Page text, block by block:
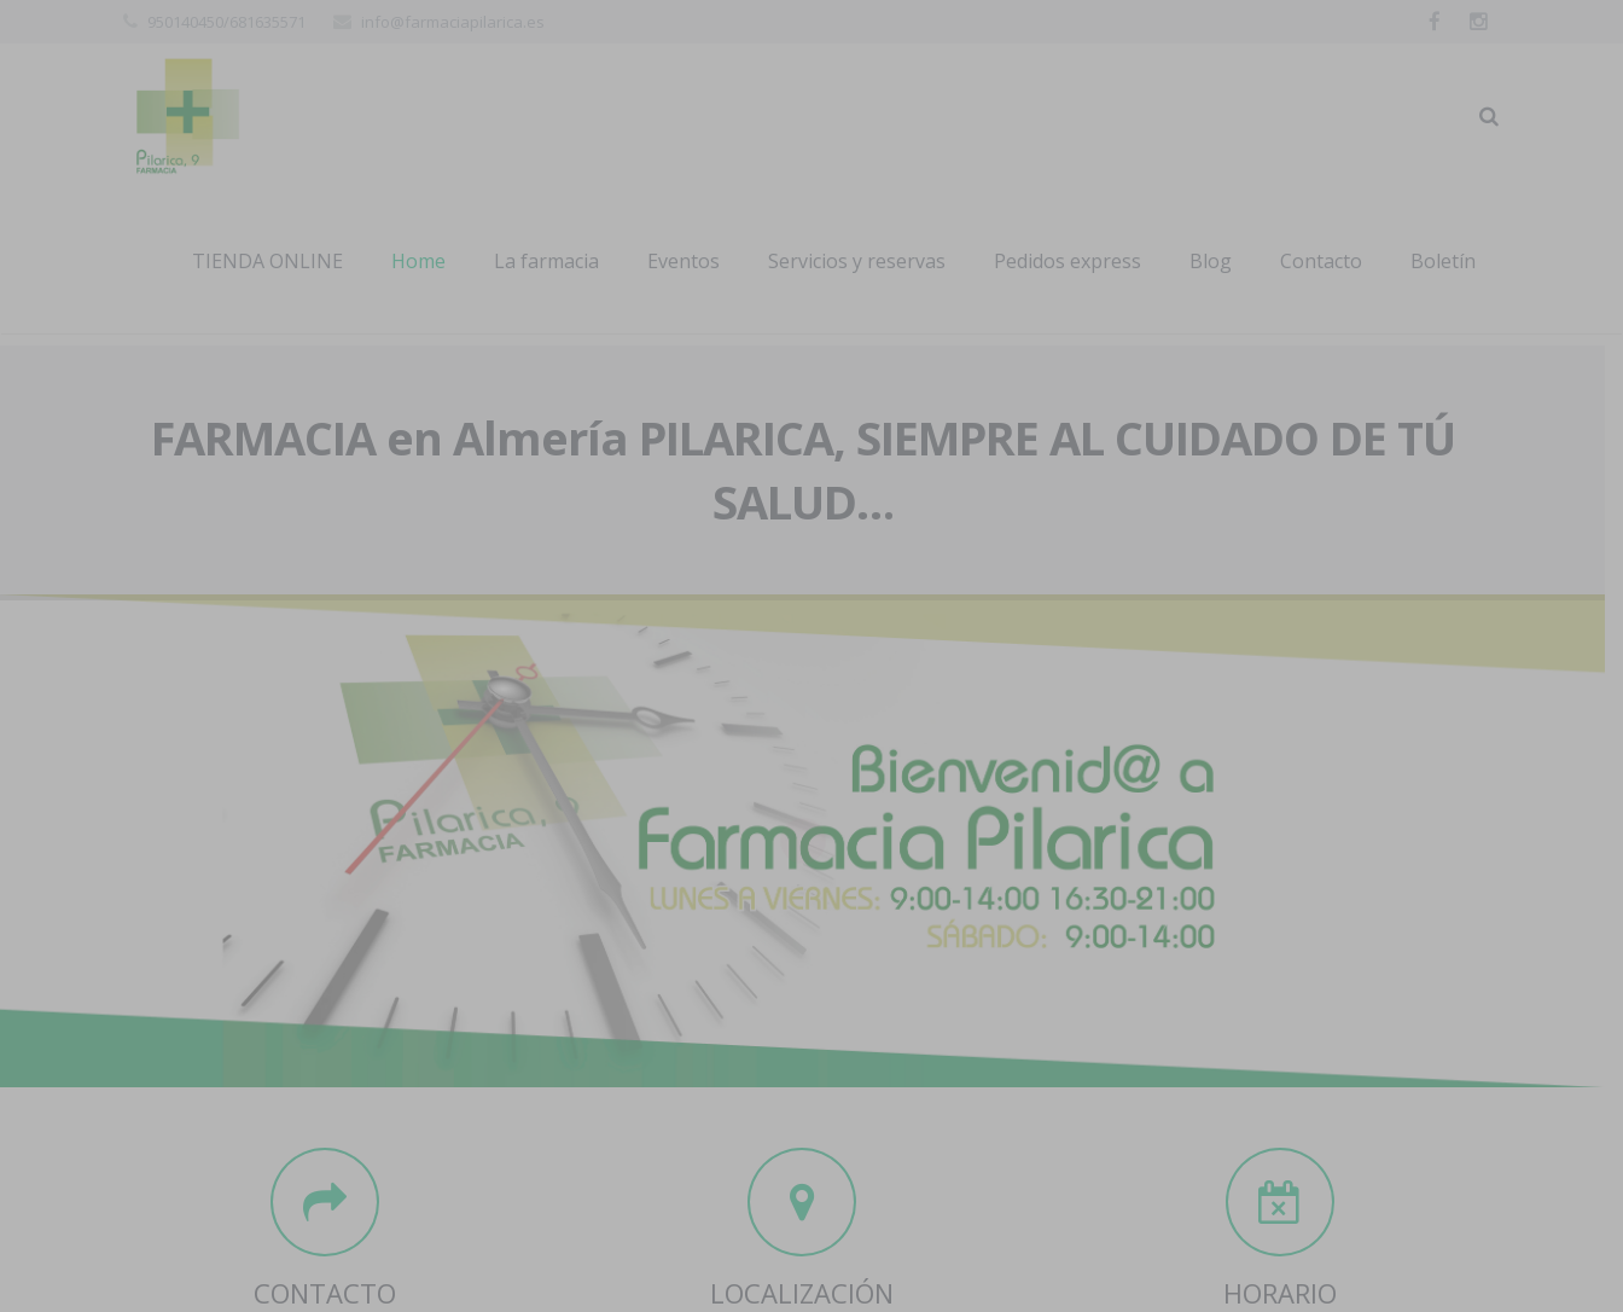
TIENDA ONLINE Home La farmacia Eventos Servicios y reservas Pedidos express Blog Contacto Boletín
FARMACIA en Almería PILARICA, SIEMPRE AL CUIDADO DE TÚ
SALUD…
CONTACTO LOCALIZACIÓN HORARIO